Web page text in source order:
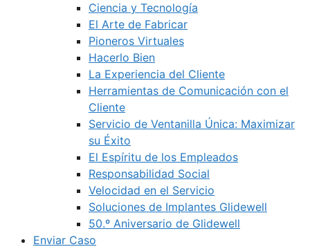
Ciencia y Tecnología
El Arte de Fabricar
Pioneros Virtuales
Hacerlo Bien
La Experiencia del Cliente
Herramientas de Comunicación con el
Cliente
Servicio de Ventanilla Única: Maximizar
su Éxito
El Espíritu de los Empleados
Responsabilidad Social
Velocidad en el Servicio
Soluciones de Implantes Glidewell
50.º Aniversario de Glidewell
Enviar Caso